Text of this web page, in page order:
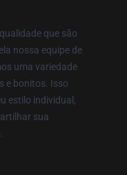
que são
nossa equipe de
uma variedade
e bonitos. Isso
estilo individual,
sua